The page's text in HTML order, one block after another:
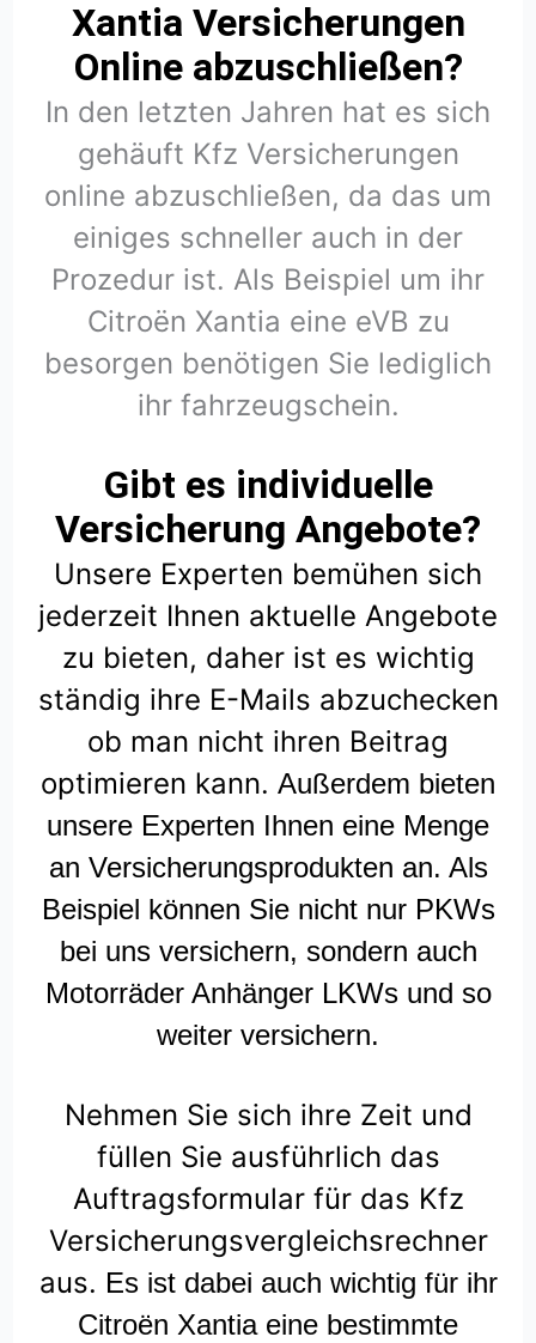
Xantia Versicherungen
Online abzuschließen?
In den letzten Jahren hat es sich
gehäuft Kfz Versicherungen
online abzuschließen, da das um
einiges schneller auch in der
Prozedur ist. Als Beispiel um ihr
Citroën Xantia eine eVB zu
besorgen benötigen Sie lediglich
ihr fahrzeugschein.
Gibt es individuelle
Versicherung Angebote?
Unsere Experten bemühen sich
jederzeit Ihnen aktuelle Angebote
zu bieten, daher ist es wichtig
ständig ihre E-Mails abzuchecken
ob man nicht ihren Beitrag
optimieren kann. Außerdem bieten
unsere Experten Ihnen eine Menge
an Versicherungsprodukten an. Als
Beispiel können Sie nicht nur PKWs
bei uns versichern, sondern auch
Motorräder Anhänger LKWs und so
weiter versichern.
Nehmen Sie sich ihre Zeit und
füllen Sie ausführlich das
Auftragsformular für das Kfz
Versicherungsvergleichsrechner
aus. Es ist dabei auch wichtig für ihr
Citroën Xantia eine bestimmte